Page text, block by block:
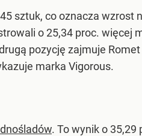
sztuk, co oznacza wzrost
o 25,34 proc. więcej
pozycję zajmuje
marka Vigorous.
. To wynik o 35,29